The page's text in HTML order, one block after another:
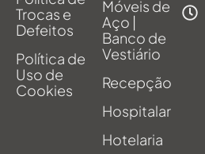
Trocas e
Defeitos
Política de
Uso de
Cookies
Móveis de
Aço |
Banco de
Vestiário
Recepção
Hospitalar
Hotelaria